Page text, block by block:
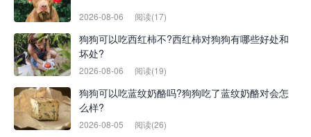
2026-08-06 阅读(17)
狗狗可以吃西红柿不?西红柿对狗狗有哪些好处和
坏处?
2026-08-06 阅读(19)
狗狗可以吃蓝纹奶酪吗?狗狗吃了蓝纹奶酪对会怎
么样?
2026-08-05 阅读(26)